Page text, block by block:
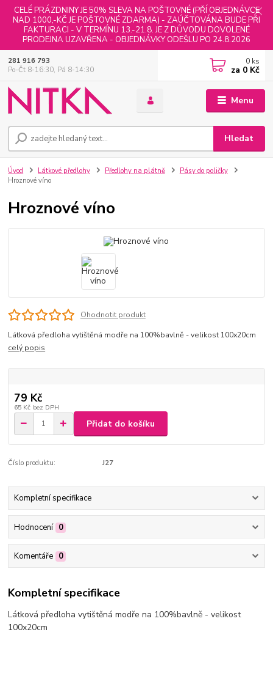
CELÉ PRÁZDNINY JE 50% SLEVA NA POŠTOVNÉ (PŘÍ OBJEDNÁVCE
NAD 1000,-KČ JE POŠTOVNÉ ZDARMA) - ZAÚČTOVÁNA BUDE PŘI
FAKTURACI - V TERMÍNU 13.-21.8. JE Z DŮVODU DOVOLENÉ
PRODEJNA UZAVŘENA - OBJEDNÁVKY ODEŠLU PO 24.8.2026
Menu
Hledat
281 916 793
Po-Čt 8-16:30, Pá 8-14:30
0 ks
za 0 Kč
Úvod Látkové předlohy Předlohy na plátně
Pásy do poličky
Hroznové víno
Hroznové víno
Ohodnotit produkt
Látková předloha vytištěná modře na 100%bavlně - velikost 100x20cm
celý popis
79 Kč
65 Kč bez DPH
Přidat do košíku
Číslo produktu: J27
Kompletní specifikace
Hodnocení 0
Komentáře 0
Kompletní specifikace
Látková předloha vytištěná modře na 100%bavlně - velikost
100x20cm